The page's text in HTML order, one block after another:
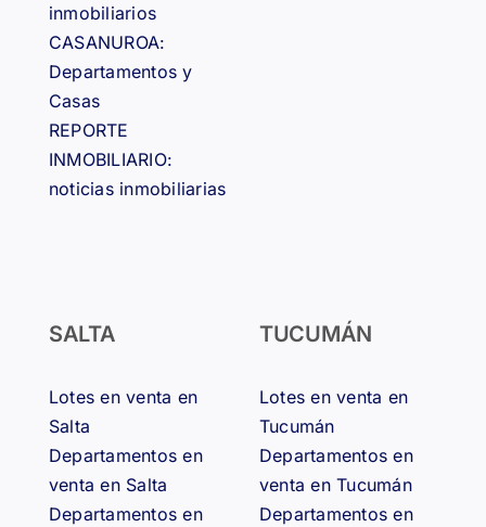
inmobiliarios
CASANUROA:
Departamentos y
Casas
REPORTE
INMOBILIARIO:
noticias inmobiliarias
SALTA
Lotes en venta en
Salta
Departamentos en
venta en Salta
Departamentos en
TUCUMÁN
Lotes en venta en
Tucumán
Departamentos en
venta en Tucumán
Departamentos en